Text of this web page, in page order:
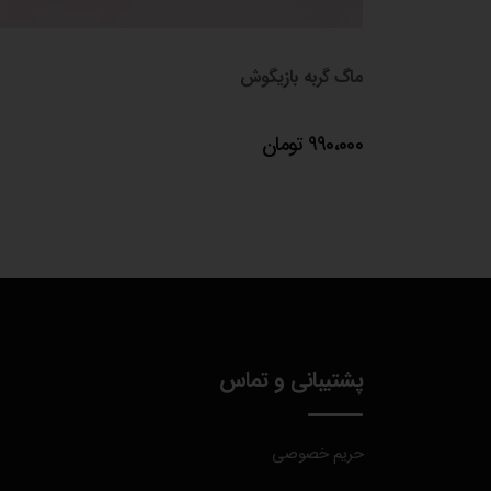
ماگ گربه بازیگوش
990،000 تومان
پشتیبانی و تماس
حریم خصوصی